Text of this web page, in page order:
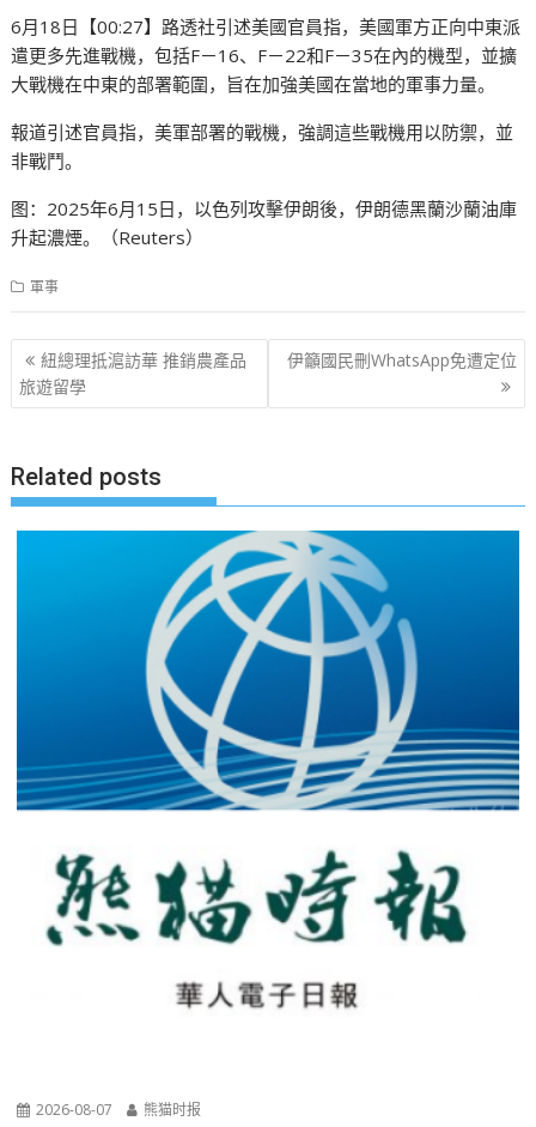
6月18日【00:27】路透社引述美國官員指，美國軍方正向中東派
遣更多先進戰機，包括F－16、F－22和F－35在內的機型，並擴
大戰機在中東的部署範圍，旨在加強美國在當地的軍事力量。
報道引述官員指，美軍部署的戰機，強調這些戰機用以防禦，並
非戰鬥。
图：2025年6月15日，以色列攻擊伊朗後，伊朗德黑蘭沙蘭油庫
升起濃煙。（Reuters）
軍事
文
章
紐總理抵滬訪華 推銷農產品
旅遊留學
伊籲國民刪WhatsApp免遭定位
Related posts
2026-08-07 熊猫时报